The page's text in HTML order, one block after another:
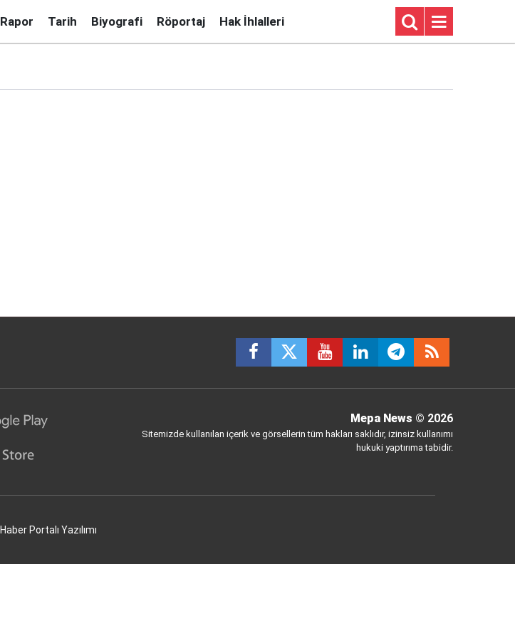
Rapor Tarih Biyografi Röportaj Hak İhlalleri
Mepa News © 2026
Sitemizde kullanılan içerik ve görsellerin tüm hakları saklıdır, izinsiz kullanımı
hukuki yaptırıma tabidir.
Haber Portalı Yazılımı